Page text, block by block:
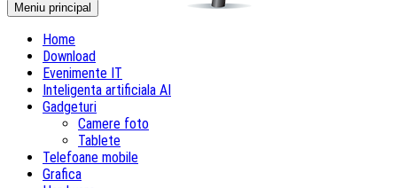
Meniu principal
Home
Download
Evenimente IT
Inteligenta artificiala AI
Gadgeturi
Camere foto
Tablete
Telefoane mobile
Grafica